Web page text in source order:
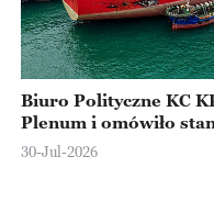
Biuro Polityczne KC
Plenum i omówiło
30-Jul-2026